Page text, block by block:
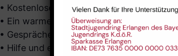
• Kostenlose, nahrhafte Suppen &
• Ein warmer, sicherer Ort
• Gespräche auf Augenhöhe
• Hilfe und ein offenes Ohr